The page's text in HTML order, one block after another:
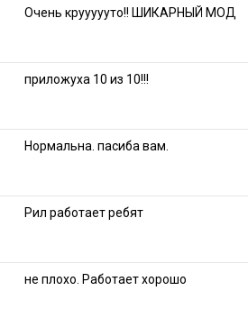
Очень круууууто!! ШИКАРНЫЙ МОД
приложуха 10 из 10!!!
Нормальна. пасиба вам.
Рил работает ребят
не плохо. Работает хорошо